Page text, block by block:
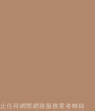
任何網際網路服務業者轉錄